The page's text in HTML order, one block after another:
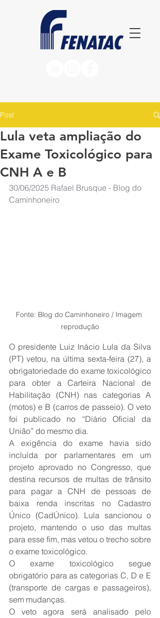
Post
Lula veta ampliação do
Exame Toxicológico para
CNH A e B
30/06/2025 Rafael Brusque - Blog do
Caminhoneiro
Fonte: Blog do Caminhoneiro / Imagem
reprodução
O presidente Luiz Inácio Lula da Silva
(PT) vetou, na última sexta-feira (27), a
obrigatoriedade do exame toxicológico
para obter a Carteira Nacional de
Habilitação (CNH) nas categorias A
(motos) e B (carros de passeio). O veto
foi publicado no “Diário Oficial da
União” do mesmo dia.
A exigência do exame havia sido
incluída por parlamentares em um
projeto aprovado no Congresso, que
destina recursos de multas de trânsito
para pagar a CNH de pessoas de
baixa renda inscritas no Cadastro
Único (CadÚnico). Lula sancionou o
projeto, mantendo o uso das multas
para esse fim, mas vetou o trecho sobre
o exame toxicológico.
O exame toxicológico segue
obrigatório para as categorias C, D e E
(transporte de cargas e passageiros),
sem mudanças.
O veto agora será analisado pelo